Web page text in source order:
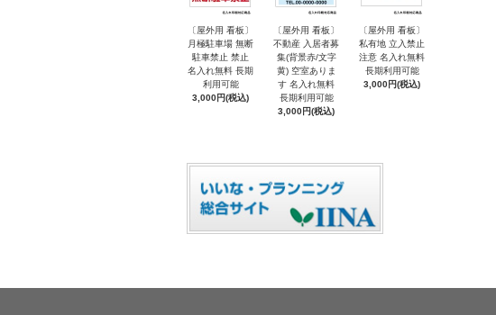
〔屋外用 看板〕
月極駐車場 無断
駐車禁止 禁止
名入れ無料 長期
利用可能
3,000円(税込)
〔屋外用 看板〕
不動産 入居者募
集(背景赤/文字
黄) 空室ありま
す 名入れ無料
長期利用可能
3,000円(税込)
〔屋外用 看板〕
私有地 立入禁止
注意 名入れ無料
長期利用可能
3,000円(税込)